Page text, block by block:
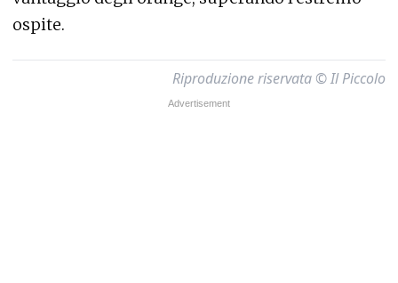
ospite.
Riproduzione riservata © Il Piccolo